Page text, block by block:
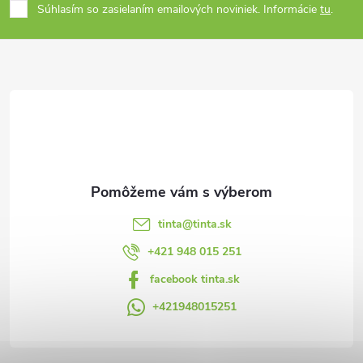
p
Súhlasím so zasielaním emailových noviniek. Informácie tu.
tinta@tinta.sk
+421 948 015 251
facebook tinta.sk
+421948015251